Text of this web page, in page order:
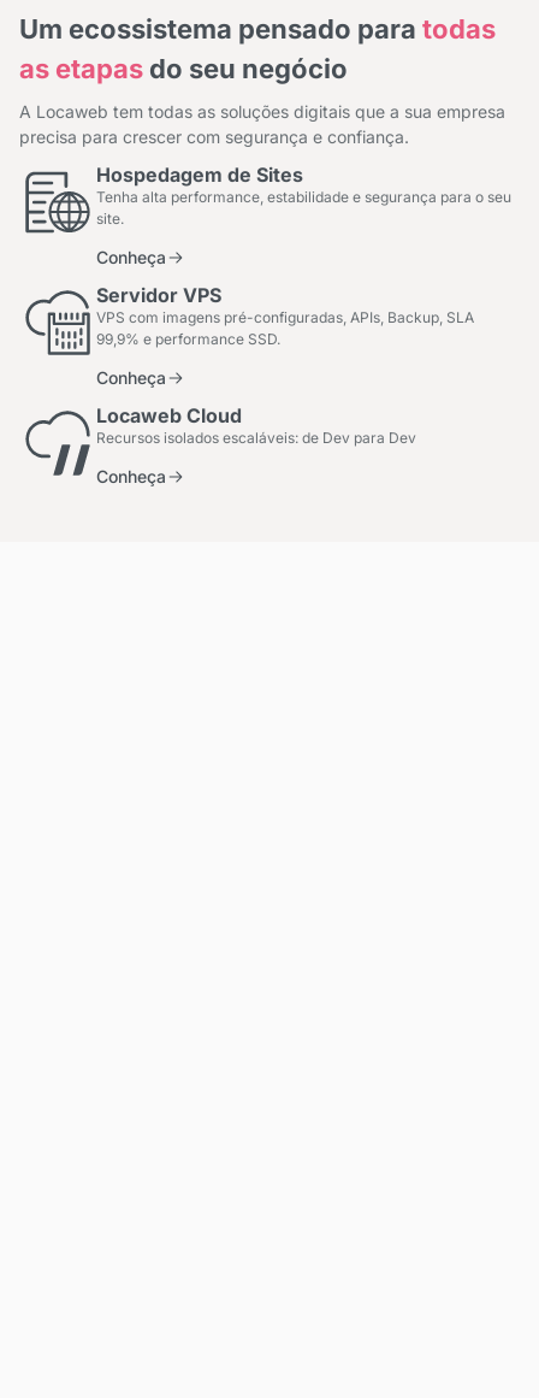
Um ecossistema pensado para todas
as etapas do seu negócio
A Locaweb tem todas as soluções digitais que a sua empresa
precisa para crescer com segurança e confiança.
Hospedagem de Sites
Tenha alta performance, estabilidade e segurança para o seu
site.
Conheça
Servidor VPS
VPS com imagens pré-configuradas, APIs, Backup, SLA
99,9% e performance SSD.
Conheça
Locaweb Cloud
Recursos isolados escaláveis: de Dev para Dev
Conheça